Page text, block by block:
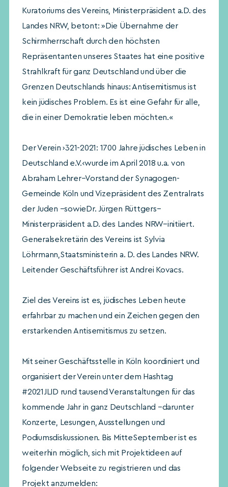
Kuratoriums des Vereins, Ministerpräsident a.D. des
Landes NRW, betont: »Die Übernahme der
Schirmherrschaft durch den höchsten
Repräsentanten unseres Staates hat eine positive
Strahlkraft für ganz Deutschland und über die
Grenzen Deutschlands hinaus: Antisemitismus ist
kein jüdisches Problem. Es ist eine Gefahr für alle,
die in einer Demokratie leben möchten.«
Der Verein ›321-2021: 1700 Jahre jüdisches Leben in
Deutschland e.V.‹wurde im April 2018 u.a. von
Abraham Lehrer–Vorstand der Synagogen-
Gemeinde Köln und Vizepräsident des Zentralrats
der Juden –sowieDr. Jürgen Rüttgers–
Ministerpräsident a.D. des Landes NRW–initiiert.
Generalsekretärin des Vereins ist Sylvia
Löhrmann,Staatsministerin a. D. des Landes NRW.
Leitender Geschäftsführer ist Andrei Kovacs.
Ziel des Vereins ist es, jüdisches Leben heute
erfahrbar zu machen und ein Zeichen gegen den
erstarkenden Antisemitismus zu setzen.
Mit seiner Geschäftsstelle in Köln koordiniert und
organisiert der Verein unter dem Hashtag
#2021JLID rund tausend Veranstaltungen für das
kommende Jahr in ganz Deutschland –darunter
Konzerte, Lesungen, Ausstellungen und
Podiumsdiskussionen. Bis MitteSeptember ist es
weiterhin möglich, sich mit Projektideen auf
folgender Webseite zu registrieren und das
Projekt anzumelden: